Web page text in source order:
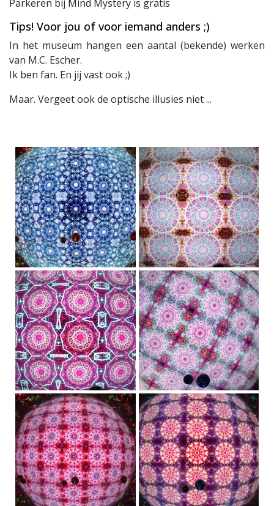
Parkeren bij Mind Mystery is gratis
Tips! Voor jou of voor iemand anders ;)
In het museum hangen een aantal (bekende) werken
van M.C. Escher.
Ik ben fan. En jij vast ook ;)
Maar. Vergeet ook de optische illusies niet ...